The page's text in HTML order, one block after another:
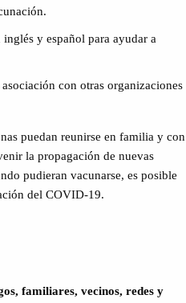
inglés y español para ayudar a
con otras organizaciones
puedan reunirse en familia y con
la propagación de nuevas
pudieran vacunarse, es posible
del COVID-19.
familiares, vecinos, redes y